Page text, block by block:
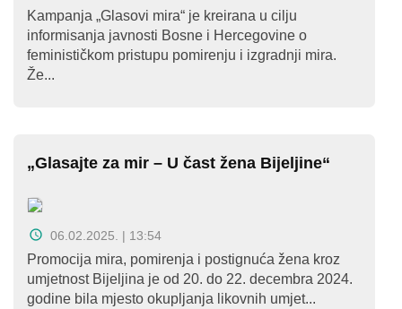
Kampanja „Glasovi mira“ je kreirana u cilju
informisanja javnosti Bosne i Hercegovine o
feminističkom pristupu pomirenju i izgradnji mira.
Že...
„Glasajte za mir – U čast žena Bijeljine“
06.02.2025. | 13:54
Promocija mira, pomirenja i postignuća žena kroz
umjetnost Bijeljina je od 20. do 22. decembra 2024.
godine bila mjesto okupljanja likovnih umjet...